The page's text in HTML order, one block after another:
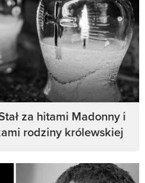
za hitami Madonny i
rodziny królewskiej